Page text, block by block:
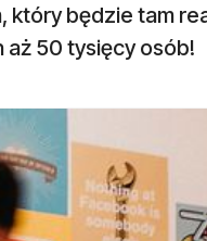
który będzie tam
50 tysięcy osób!